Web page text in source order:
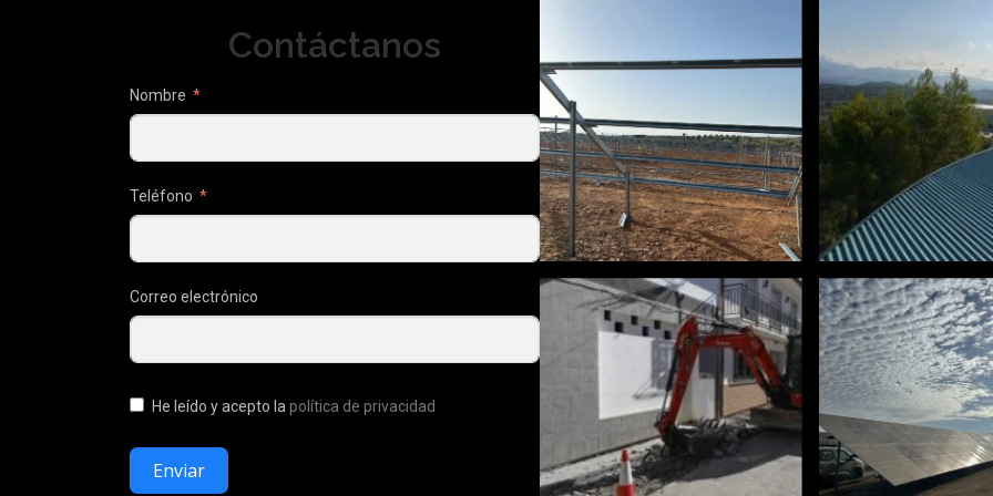
Contáctanos
Nombre
Teléfono
Correo electrónico
He leído y acepto la política de privacidad
Enviar